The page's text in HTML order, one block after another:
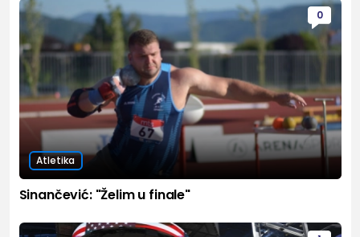
0
Atletika
Sinančević: "Želim u finale"